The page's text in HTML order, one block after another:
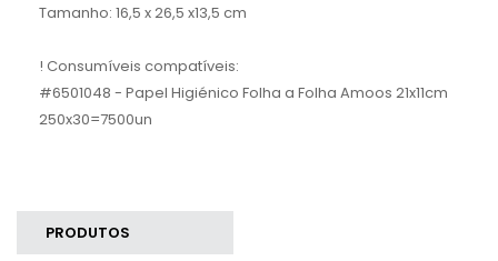
Tamanho: 16,5 x 26,5 x13,5 cm
! Consumíveis compatíveis:
#6501048 - Papel Higiénico Folha a Folha Amoos 21x11cm
250x30=7500un
PRODUTOS